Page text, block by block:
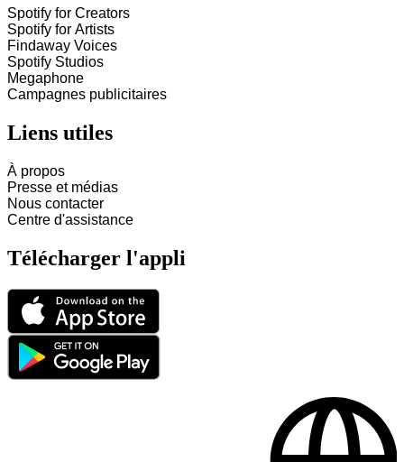
Spotify for Creators
Spotify for Artists
Findaway Voices
Spotify Studios
Megaphone
Campagnes publicitaires
Liens utiles
À propos
Presse et médias
Nous contacter
Centre d'assistance
Télécharger l'appli